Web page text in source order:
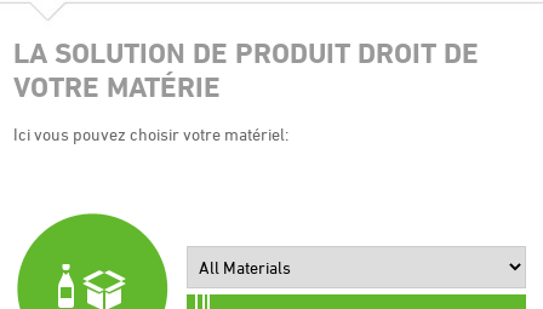
LA SOLUTION DE PRODUIT DROIT DE
VOTRE MATÉRIE
Ici vous pouvez choisir votre matériel: